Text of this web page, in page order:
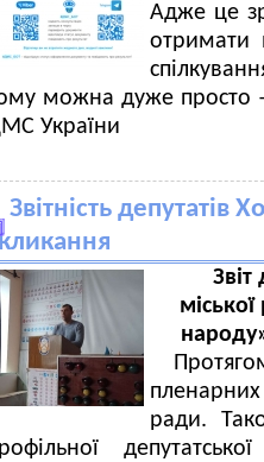
Адже це
отримати
можна дуже просто
України
Звітність депутатів
Звіт
ради.